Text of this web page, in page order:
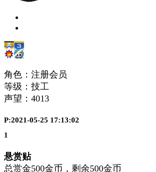
角色：注册会员
等级：技工
声望： 4013
P:2021-05-25 17:13:02
1
悬赏贴
总赏金500金币，剩余500金币